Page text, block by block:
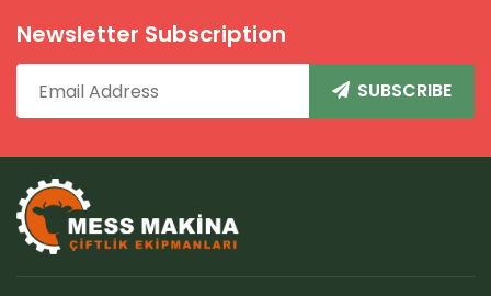
Newsletter Subscription
SUBSCRIBE